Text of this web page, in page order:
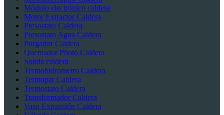
Módulo electrónico caldera
Motor Extractor Caldera
Presostato Caldera
Presostato Agua Caldera
Purgador Caldera
Quemador Piloto Caldera
Sonda caldera
Termohidrometro Caldera
Termopar Caldera
Termostato Caldera
Transformador Caldera
Vaso Expansión Caldera